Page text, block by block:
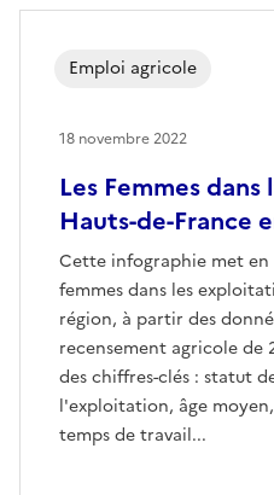
Les Femmes
Hauts-de-France
Cette infographie met
femmes dans les
région, à partir des
recensement agricole de
des chiffres-clés : statut
l'exploitation, âge
temps de travail...
Emploi agricole
18 novembre 2022